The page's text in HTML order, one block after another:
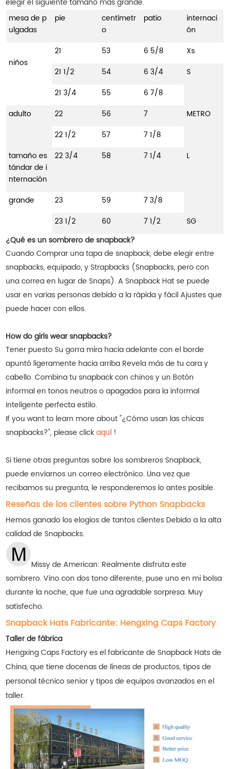
mesa de p
ulgadas
pie
centímetr
o
patio
internaci
ón
niños
21 53 6 5/8
Xs
21 1/2
54 6 3/4
S
21 3/4
55
6 7/8
adulto
22 56 7
METRO
22 1/2
57
7 1/8
tamaño es
tándar de i
nternación
22 3/4 58 7 1/4 L
grande 23 59
7 3/8
23 1/2
60 7 1/2
SG
¿Qué es un sombrero de snapback?
Cuando Comprar una tapa de snapback, debe elegir entre
snapbacks, equipado, y Strapbacks (Snapbacks, pero con
una correa en lugar de Snaps). A Snapback Hat se puede
usar en varias personas debido a la rápida y fácil Ajustes que
puede hacer con ellos.
How do girls wear snapbacks?
Tener puesto Su gorra mira hacia adelante con el borde
apuntó ligeramente hacia arriba Revela más de tu cara y
cabello. Combina tu snapback con chinos y un Botón
informal en tonos neutros o apagados para la informal
inteligente perfecta estilo.
If you want to learn more about "¿Cómo usan las chicas
snapbacks?", please clickaquí !
Si tiene otras preguntas sobre los sombreros Snapback,
puede enviarnos un correo electrónico. Una vez que
recibamos su pregunta, le responderemos lo antes posible.
Reseñas de los clientes sobre Python Snapbacks
Hemos ganado los elogios de tantos clientes Debido a la alta
calidad de Snapbacks.
Missy de American: Realmente disfruta este
sombrero. Vino con dos tono diferente, puse uno en mi bolsa
durante la noche, que fue una agradable sorpresa. Muy
satisfecho.
Snapback Hats Fabricante: Hengxing Caps Factory
Taller de fábrica
Hengxing Caps Factory es el fabricante de Snapback Hats de
China, que tiene docenas de líneas de productos, tipos de
personal técnico senior y tipos de equipos avanzados en el
taller.